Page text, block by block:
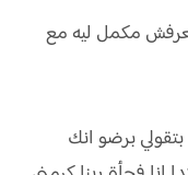
مكمل ليه مع
برضو انك